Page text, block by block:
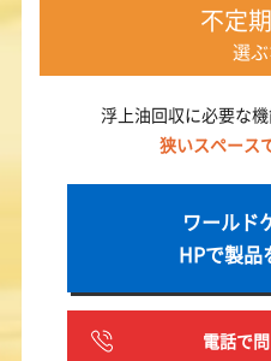
不定
選
浮上油回収に必要な機
狭いスペース
ワールド
HPで製品
電話で